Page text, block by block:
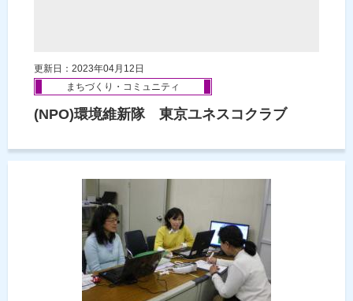
更新日：2023年04月12日
まちづくり・コミュニティ
(NPO)環境維新隊 東京ユネスコクラブ